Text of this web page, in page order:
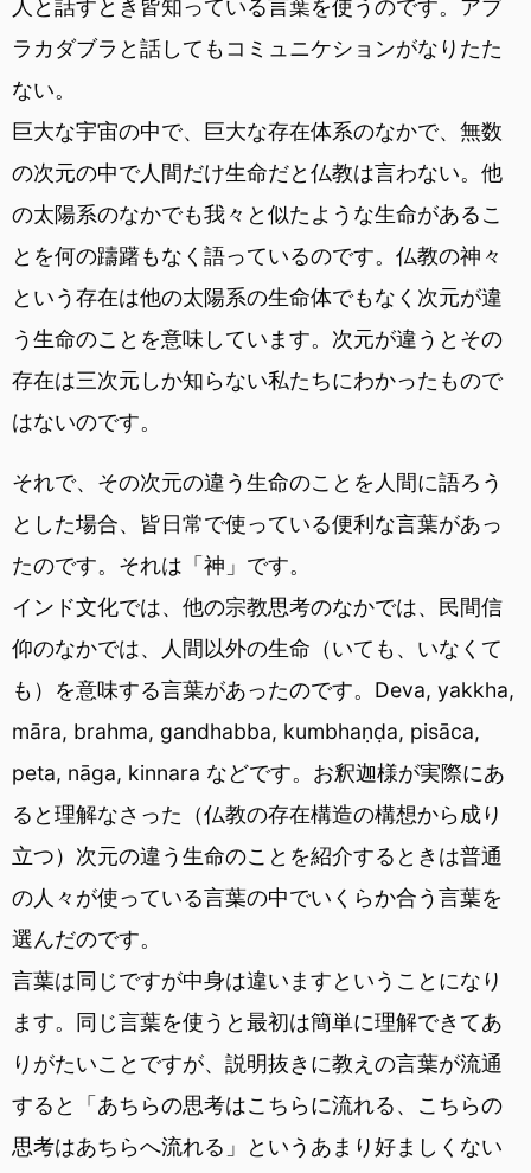
人と話すとき皆知っている言葉を使うのです。アブ
ラカダブラと話してもコミュニケションがなりたた
ない。
巨大な宇宙の中で、巨大な存在体系のなかで、無数
の次元の中で人間だけ生命だと仏教は言わない。他
の太陽系のなかでも我々と似たような生命があるこ
とを何の躊躇もなく語っているのです。仏教の神々
という存在は他の太陽系の生命体でもなく次元が違
う生命のことを意味しています。次元が違うとその
存在は三次元しか知らない私たちにわかったもので
はないのです。
それで、その次元の違う生命のことを人間に語ろう
とした場合、皆日常で使っている便利な言葉があっ
たのです。それは「神」です。
インド文化では、他の宗教思考のなかでは、民間信
仰のなかでは、人間以外の生命（いても、いなくて
も）を意味する言葉があったのです。Deva, yakkha,
māra, brahma, gandhabba, kumbhaṇḍa, pisāca,
peta, nāga, kinnara などです。お釈迦様が実際にあ
ると理解なさった（仏教の存在構造の構想から成り
立つ）次元の違う生命のことを紹介するときは普通
の人々が使っている言葉の中でいくらか合う言葉を
選んだのです。
言葉は同じですが中身は違いますということになり
ます。同じ言葉を使うと最初は簡単に理解できてあ
りがたいことですが、説明抜きに教えの言葉が流通
すると「あちらの思考はこちらに流れる、こちらの
思考はあちらへ流れる」というあまり好ましくない